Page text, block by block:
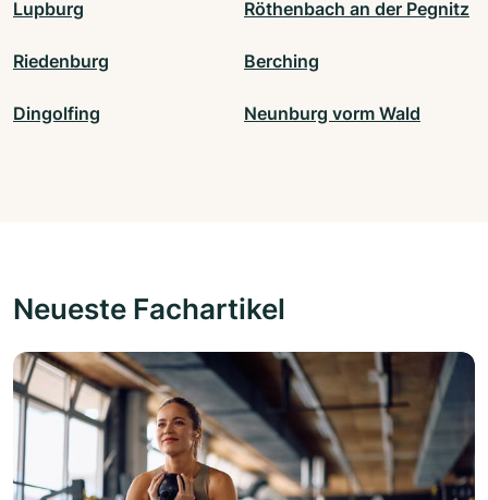
Lupburg Röthenbach an der Pegnitz
Riedenburg Berching
Dingolfing Neunburg vorm Wald
Neueste Fachartikel